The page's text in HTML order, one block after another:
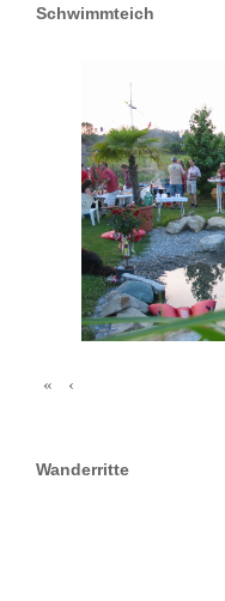
Schwimmteich
« ‹
Wanderritte